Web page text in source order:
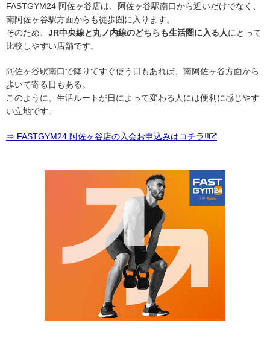
FASTGYM24 阿佐ヶ谷店は、阿佐ヶ谷駅南口から近いだけでなく、
南阿佐ヶ谷駅方面からも徒歩圏に入ります。
そのため、 JR中央線と丸ノ内線のどちらも生活圏に入る人にとって
比較しやすい店舗です。
阿佐ヶ谷駅南口で降りてすぐ使う日もあれば、南阿佐ヶ谷方面から
歩いて寄る日もある。
このように、生活ルートが日によって変わる人には便利に感じやす
い立地です。
⇒ FASTGYM24 阿佐ヶ谷店の入会お申込みはコチラ!!